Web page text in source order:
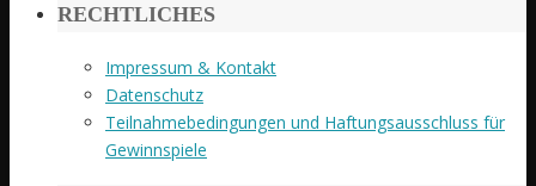
RECHTLICHES
Impressum & Kontakt
Datenschutz
Teilnahmebedingungen und Haftungsausschluss für
Gewinnspiele